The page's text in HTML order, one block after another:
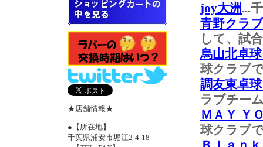
★店舗情報★
●【所在地】
千葉県浦安市堀江2-4-18
joy大洲...
青野クラブ
して、試
烏山北卓
球クラブ
調友東卓
ラブチー
ＭＡＹ Ｙ
球クラブ